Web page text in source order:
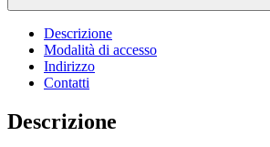
Descrizione
Modalità di accesso
Indirizzo
Contatti
Descrizione